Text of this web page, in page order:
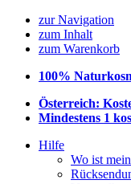
zur Navigation
zum Inhalt
zum Warenkorb
100%
Österreich:
Mindestens 1
Hilfe
Wo ist